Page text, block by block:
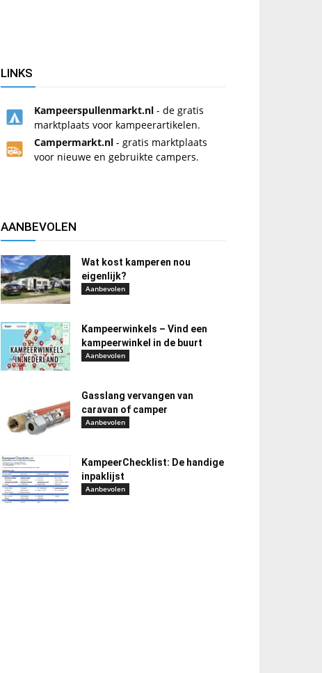
LINKS
Kampeerspullenmarkt.nl - de gratis
marktplaats voor kampeerartikelen.
Campermarkt.nl - gratis marktplaats
voor nieuwe en gebruikte campers.
AANBEVOLEN
Wat kost kamperen nou
eigenlijk?
Aanbevolen
Kampeerwinkels – Vind een
kampeerwinkel in de buurt
Aanbevolen
Gasslang vervangen van
caravan of camper
Aanbevolen
KampeerChecklist: De handige
inpaklijst
Aanbevolen